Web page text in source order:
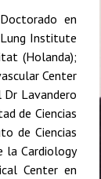
en
Institute
(Holanda);
Center
Dr Lavandero
de Ciencias
de Ciencias
la Cardiology
Center en